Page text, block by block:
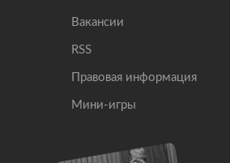
Вакансии
RSS
Правовая информация
Мини-игры